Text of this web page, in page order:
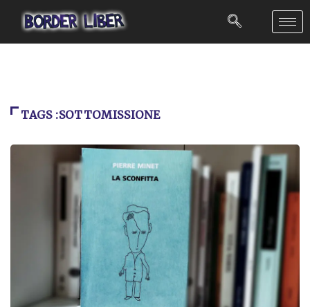
TAGS :SOTTOMISSIONE